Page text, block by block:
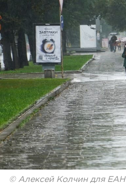
© Алексей Колчин для ЕАН